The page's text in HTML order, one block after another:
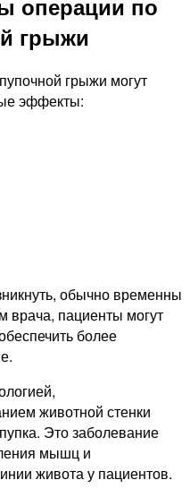
операции по
грыжи
грыжи могут
эффекты:
обычно временны
врача, пациенты могут
более
животной стенки
Это заболевание
мышц и
живота у пациентов.